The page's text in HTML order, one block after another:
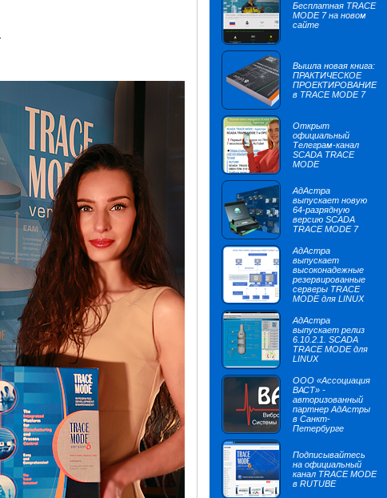
Бесплатная TRACE
MODE 7 на новом
сайте
Вышла новая книга:
ПРАКТИЧЕСКОЕ
ПРОЕКТИРОВАНИЕ
в TRACE MODE 7
Открыт
официальный
Телеграм-канал
SCADA TRACE
MODE
АдАстра
выпускает новую
64-разрядную
версию SCADA
TRACE MODE 7
АдАстра
выпускает
высоконадежные
резервированные
серверы TRACE
MODE для LINUX
АдАстра
выпускает релиз
6.10.2.1. SCADA
TRACE MODE для
LINUX
ООО «Ассоциация
ВАСТ» -
авторизованный
партнер АдАстры
в Санкт-
Петербурге
Подписывайтесь
на официальный
канал TRACE MODE
в RUTUBE